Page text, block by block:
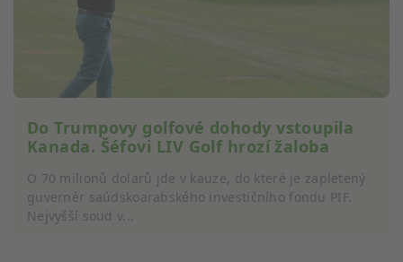
Do Trumpovy golfové dohody vstoupila
Kanada. Šéfovi LIV Golf hrozí žaloba
O 70 milionů dolarů jde v kauze, do které je zapletený
guvernér saúdskoarabského investičního fondu PIF.
Nejvyšší soud v...